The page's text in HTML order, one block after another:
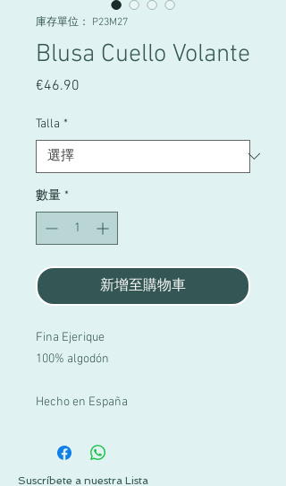
庫存單位： P23M27
Blusa Cuello Volante
€46.90
Talla *
數量 *
新增至購物車
Fina Ejerique
100% algodón
Hecho en España
Suscríbete a nuestra Lista